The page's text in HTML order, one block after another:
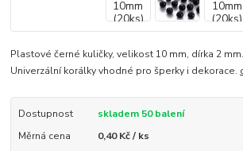
Plastové černé kuličky, velikost 10 mm, dírka 2
Univerzální korálky vhodné pro šperky i dekorace.
Dostupnost
skladem 50 balení
Měrná cena
0,40 Kč / ks